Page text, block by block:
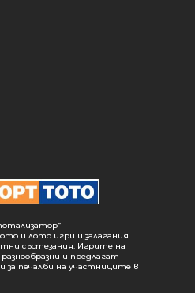
и лото игри и залагания
състезания. Игрите на
и предлагат
печалби на участниците в